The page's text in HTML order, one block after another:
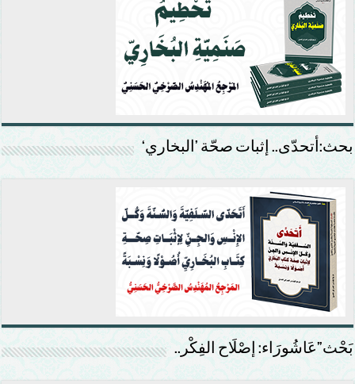
بحث:أتحدّى.. إثبات صحّة ’البخاري‘
بَحْث”عَاشُورَاء: إصْلَاح الفِكْر..